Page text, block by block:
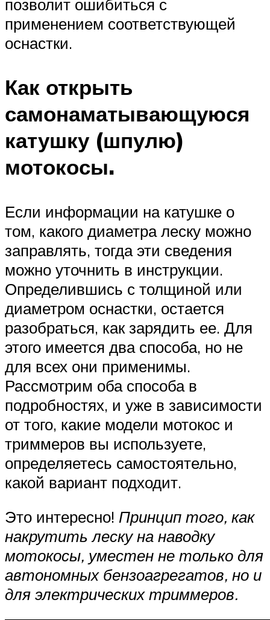
позволит ошибиться с
применением соответствующей
оснастки.
Как открыть
самонаматывающуюся
катушку (шпулю)
мотокосы.
Если информации на катушке о
том, какого диаметра леску можно
заправлять, тогда эти сведения
можно уточнить в инструкции.
Определившись с толщиной или
диаметром оснастки, остается
разобраться, как зарядить ее. Для
этого имеется два способа, но не
для всех они применимы.
Рассмотрим оба способа в
подробностях, и уже в зависимости
от того, какие модели мотокос и
триммеров вы используете,
определяетесь самостоятельно,
какой вариант подходит.
Это интересно! Принцип того, как
накрутить леску на наводку
мотокосы, уместен не только для
автономных бензоагрегатов, но и
для электрических триммеров.